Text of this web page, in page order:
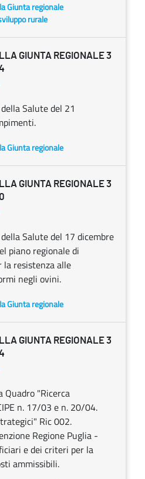
Giunta regionale
rurale
GIUNTA REGIONALE 3
Salute del 21
Giunta regionale
GIUNTA REGIONALE 3
Salute del 17 dicembre
piano regionale di
la resistenza alle
negli ovini.
Giunta regionale
GIUNTA REGIONALE 3
Quadro "Ricerca
n. 17/03 e n. 20/04.
Ric 002.
Regione Puglia -
e dei criteri per la
ammissibili.